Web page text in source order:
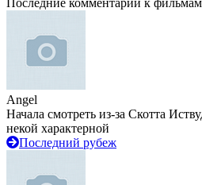
Последние комментарии к фильмам
Angel
Начала смотреть из-за Скотта
некой характерной
Последний рубеж